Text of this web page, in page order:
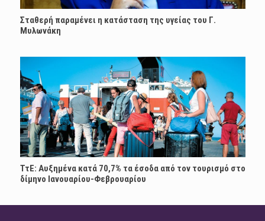
Σταθερή παραμένει η κατάσταση της υγείας του Γ.
Μυλωνάκη
ΤτΕ: Αυξημένα κατά 70,7% τα έσοδα από τον τουρισμό στο
δίμηνο Ιανουαρίου-Φεβρουαρίου